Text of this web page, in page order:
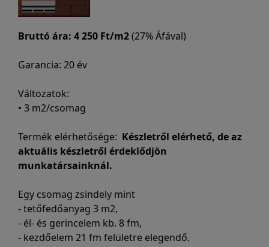
Bruttó ára: 4 250 Ft/m2(27% Áfával)
Garancia: 20 év
Változatok:
• 3 m2/csomag
Termék elérhetősége: Készletről elérhető, de az
aktuális készletről érdeklődjön
munkatársainknál.
Egy csomag zsindely mint
- tetőfedőanyag 3 m2,
- él- és gerincelem kb. 8 fm,
- kezdőelem 21 fm felületre elegendő.